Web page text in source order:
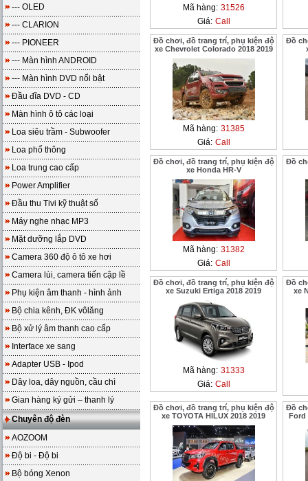
--- OLED
--- CLARION
--- PIONEER
--- Màn hình ANDROID
--- Màn hình DVD nổi bật
Đầu đĩa DVD - CD
Màn hình ô tô các loại
Loa siêu trầm - Subwoofer
Loa phổ thông
Loa trung cao cấp
Power Amplifier
Đầu thu Tivi kỹ thuật số
Máy nghe nhạc MP3
Mặt dưỡng lắp DVD
Camera 360 độ ô tô xe hơi
Camera lùi, camera tiến cập lề
Phụ kiện âm thanh - hình ảnh
Bộ chia kênh, ĐK vôlăng
Bộ xử lý âm thanh cao cấp
Interface xe sang
Adapter USB - Ipod
Dây loa, dây nguồn, cầu chì
Gian hàng ký gửi – thanh lý
Chuyên độ đèn
AOZOOM
Độ bi - Độ bi
Bộ bóng Xenon
Mã hàng: 31526
Giá: Call
Đồ chơi, đồ trang trí, phụ kiện độ
xe Chevrolet Colorado 2018 2019
Mã hàng: 31385
Giá: Call
Đồ
Đồ chơi, đồ trang trí, phụ kiện độ
xe Honda HR-V
Mã hàng: 31382
Giá: Call
Đồ
Đồ chơi, đồ trang trí, phụ kiện độ
xe Suzuki Ertiga 2018 2019
Mã hàng: 31333
Giá: Call
Đồ
xe
Đồ chơi, đồ trang trí, phụ kiện độ
xe TOYOTA HILUX 2018 2019
Đồ
Ford